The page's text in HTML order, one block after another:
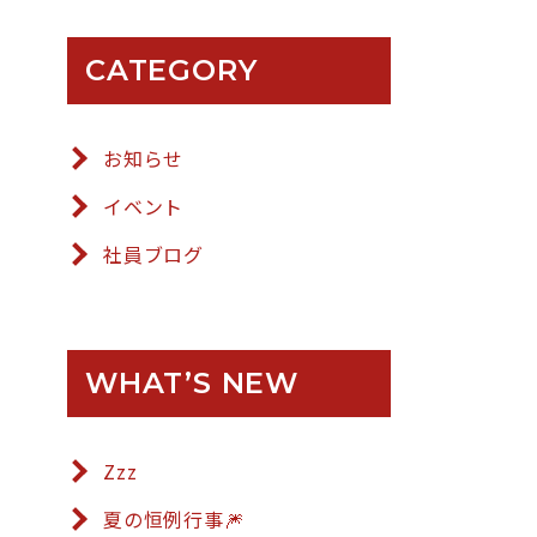
CATEGORY
お知らせ
イベント
社員ブログ
WHAT’S NEW
Zzz
夏の恒例行事🎆